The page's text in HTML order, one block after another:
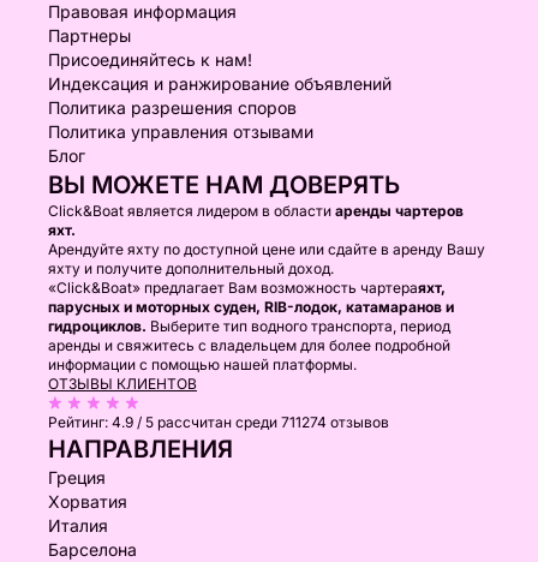
Правовая информация
Партнеры
Присоединяйтесь к нам!
Индексация и ранжирование объявлений
Политика разрешения споров
Политика управления отзывами
Блог
ВЫ МОЖЕТЕ НАМ ДОВЕРЯТЬ
Click&Boat является лидером в области аренды чартеров
яхт.
Арендуйте яхту по доступной цене или сдайте в аренду Вашу
яхту и получите дополнительный доход.
«Click&Boat» предлагает Вам возможность чартераяхт,
парусных и моторных суден, RIB-лодок, катамаранов и
гидроциклов. Выберите тип водного транспорта, период
аренды и свяжитесь с владельцем для более подробной
информации с помощью нашей платформы.
ОТЗЫВЫ КЛИЕНТОВ
Рейтинг: 4.9 / 5 рассчитан среди 711274 отзывов
НАПРАВЛЕНИЯ
Греция
Хорватия
Италия
Барселона